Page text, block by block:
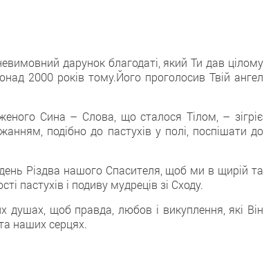
дарунок благодаті, який Ти дав цілому
2000 років тому.Його проголосив Твій ангел
Сина – Слова, що сталося Тiлом, – зігріє
подібно до пастухів у полі, поспішати до
Різдва нашого Спасителя, щоб ми в щирій та
пастухів і подиву мудреців зі Сходу.
щоб правда, любов і викуплення, які Він
наших серцях.